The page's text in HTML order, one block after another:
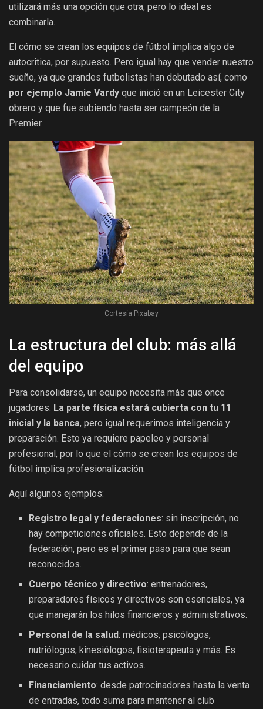
utilizará más una opción que otra, pero lo ideal es
combinarla.
El cómo se crean los equipos de fútbol implica algo de
autocritica, por supuesto. Pero igual hay que vender nuestro
sueño, ya que grandes futbolistas han debutado así, como
por ejemplo Jamie Vardy que inició en un Leicester City
obrero y que fue subiendo hasta ser campeón de la
Premier.
Cortesía Pixabay
La estructura del club: más allá
del equipo
Para consolidarse, un equipo necesita más que once
jugadores. La parte física estará cubierta con tu 11
inicial y la banca, pero igual requerimos inteligencia y
preparación. Esto ya requiere papeleo y personal
profesional, por lo que el cómo se crean los equipos de
fútbol implica profesionalización.
Aquí algunos ejemplos:
Registro legal y federaciones: sin inscripción, no
hay competiciones oficiales. Esto depende de la
federación, pero es el primer paso para que sean
reconocidos.
Cuerpo técnico y directivo: entrenadores,
preparadores físicos y directivos son esenciales, ya
que manejarán los hilos financieros y administrativos.
Personal de la salud: médicos, psicólogos,
nutriólogos, kinesiólogos, fisioterapeuta y más. Es
necesario cuidar tus activos.
Financiamiento: desde patrocinadores hasta la venta
de entradas, todo suma para mantener al club